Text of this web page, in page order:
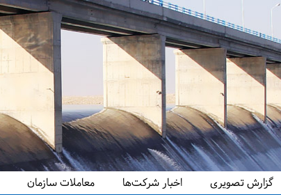
گزارش تصویری اخبار شرکت‌ها معاملات سازمان